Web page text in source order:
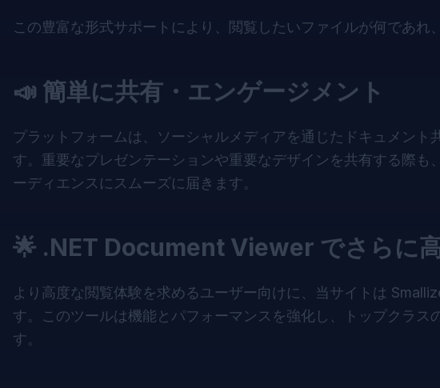
この豊富な形式サポートにより、閲覧したいファイルが何であれ、
📣 簡単に共有・エンゲージメント
プラットフォームは、ソーシャルメディアを通じたドキュメン
す。重要なプレゼンテーションや重要なデザインを共有する際
ーディエンスにスムーズに届きます。
🌟 .NET Document Viewer でさらに
より高度な閲覧体験を求めるユーザー向けに、当サイトは
す。このツールは機能とパフォーマンスを強化し、トップクラ
す。